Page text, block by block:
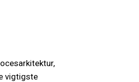
vigtigste